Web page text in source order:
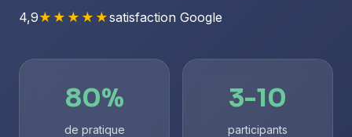
4,9★★★★★satisfaction Google
80%
de pratique
3-10
participants